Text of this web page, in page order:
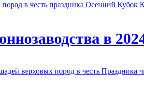
в честь праздника Осенний Кубок
в
верховых пород в честь Праздника